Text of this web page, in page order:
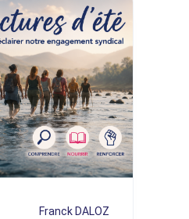
Franck DALOZ